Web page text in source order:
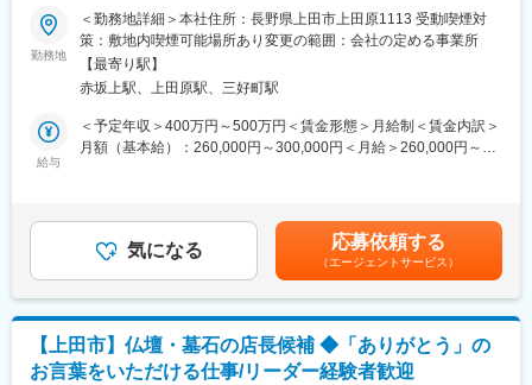
ーマンで丁寧にサポート。一緒にお客様の前に立ち、仕事の流れ
をひとつずつ覚えていきます。
▼スキルアップシートで段階的に習得（～1年）理念・業務・専門
知識を、約1年かけて無理なく習得。 “供養アドバイザー”として自
▼全社ロールプレイング・プレゼン研修（年1回）他店舗の接客を
見て学び合い、より良い接客力を身につけていきます。
供養のことを検討し始める時、多くの方が「初めてのことで、わ
からないことがわからない」という不安をお持ちです。
誰にも相談できず心が落ちかないといったお気持ちもあると思い
ます。
このような不安の中で、私たちは誠心誠意お応えし、お客様の状
況や背景をお聴きする、不安や疑問にわかりやすくお答えし、お
客様に寄り添いニーズにあったものをご提案致します。
■募集背景：
射出成形機やブロー成型機を使用するメーカーに対して射出成型
機及び部品の加工・組立を行ったり、半導体製造設備の設計・製
作等を行ったりと「使う人のための機械づくり」に60年以上携わ
り続けた当社。
現在は、オーダー受注や自社製品の開発にも積極に取り組んでお
ります。そんな当社にて組織体制強化のための増員募集です！
引き合いに対応する営業活動をお任せします！
■営業の流れ・コミュニケーションの種類：
値下げ交渉など）
（2）オーダー受注：設計が関わる場合、顧客の要望を確認し自社
勤務地
＜勤務地詳細＞本社住所：長野県上田市上田原1113 受動喫煙対
策：敷地内喫煙可能場所あり変更の範囲：会社の定める事業所
【最寄り駅】
赤坂上駅、上田原駅、三好町駅
給与
＜予定年収＞400万円～500万円＜賃金形態＞月給制＜賃金内訳＞
月額（基本給）：260,000円～300,000円＜月給＞260,000円～
であり、選考を通じて上下する可能性があります。月給(月額)は固
定手当を含めた表記です。
気になる 応募依頼する
（エージェントサービス）
【上田市】仏壇・墓石の店長候補 ◆「ありがとう」の
お言葉をいただける仕事/リーダー経験者歓迎